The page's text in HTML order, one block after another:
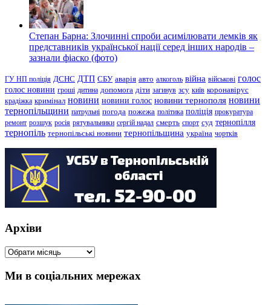
Степан Барна: Злочинні спроби асимілювати лемків як
представників української нації серед інших народів –
зазнали фіаско (фото)
ГУ НП поліція ДСНС ДТП СБУ аварія авто алкоголь війна військові голос
голос новини гроші дитина допомога діти загинув зсу київ коронавірус
крадіжка кримінал новини новини голос новини тернополя новини
тернопільщини патрульні погода пожежа політика поліція прокуратура
ремонт розшук росія рятувальники сергій надал смерть спорт суд тернопілля
тернопіль тернопільські новини тернопільщина україна чортків
Архіви
Архіви
Ми в соціальних мережах